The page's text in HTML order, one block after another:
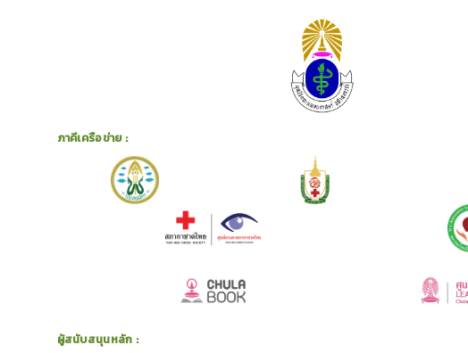
ภาคีเครือข่าย :
ผู้สนับสนุนหลัก :